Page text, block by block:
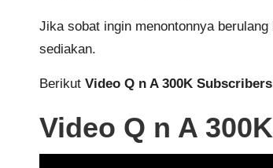
Jika sobat ingin menontonnya
sediakan.
Berikut Video Q n A 300K
Video Q n A